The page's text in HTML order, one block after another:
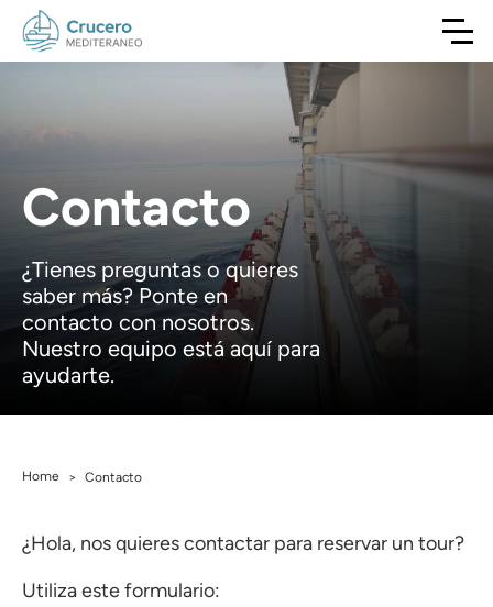
Contacto
¿Tienes preguntas o quieres
saber más? Ponte en
contacto con nosotros.
Nuestro equipo está aquí para
ayudarte.
Home > Contacto
¿Hola, nos quieres contactar para reservar un tour?
Utiliza este formulario: